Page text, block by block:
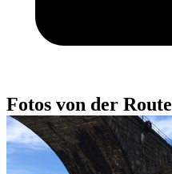
Fotos von der Route